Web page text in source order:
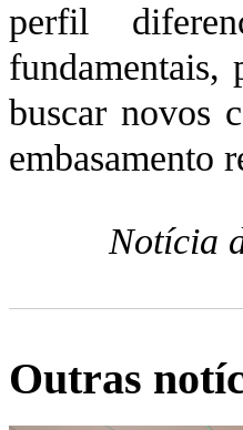
perfil
fundamentais,
buscar novos
embasamento
Notícia
Outras